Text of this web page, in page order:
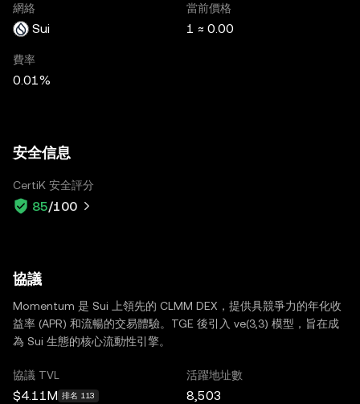
網絡
Sui
當前價格
1 ≈ 0.00
費率
0.01%
安全信息
CertiK 安全評分
85/100
協議
Momentum 是 Sui 上領先的 CLMM DEX，提供具競爭力的年化收
益率 (APR) 和流暢的交易體驗。TGE 後引入 ve(3,3) 模型，旨在成
為 Sui 生態的核心流動性引擎。
協議 TVL
$4.11M 排名 113
活躍地址數
8,503